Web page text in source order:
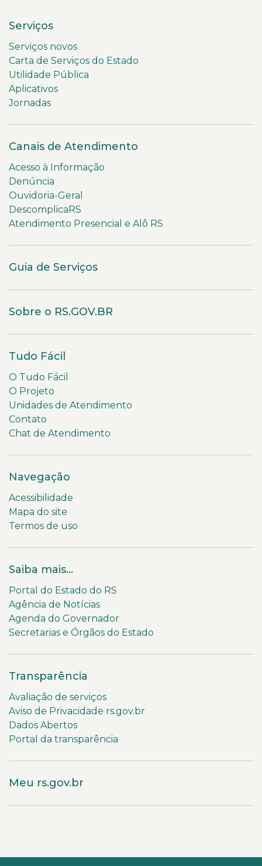
Serviços
Serviços novos
Carta de Serviços do Estado
Utilidade Pública
Aplicativos
Jornadas
Canais de Atendimento
Acesso à Informação
Denúncia
Ouvidoria-Geral
DescomplicaRS
Atendimento Presencial e Alô RS
Guia de Serviços
Sobre o RS.GOV.BR
Tudo Fácil
O Tudo Fácil
O Projeto
Unidades de Atendimento
Contato
Chat de Atendimento
Navegação
Acessibilidade
Mapa do site
Termos de uso
Saiba mais...
Portal do Estado do RS
Agência de Notícias
Agenda do Governador
Secretarias e Órgãos do Estado
Transparência
Avaliação de serviços
Aviso de Privacidade rs.gov.br
Dados Abertos
Portal da transparência
Meu rs.gov.br